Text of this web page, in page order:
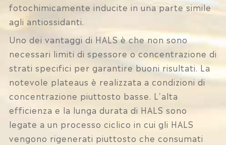
fotochimicamente inducite in una parte simile
agli antiossidanti.
Uno dei vantaggi di HALS è che non sono
necessari limiti di spessore o concentrazione di
strati specifici per garantire buoni risultati. La
notevole plateaus è realizzata a condizioni di
concentrazione piuttosto basse. L'alta
efficienza e la lunga durata di HALS sono
legate a un processo ciclico in cui gli HALS
vengono rigenerati piuttosto che consumati